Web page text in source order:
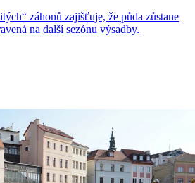
záhonů zajišťuje, že půda zůstane
na další sezónu výsadby.